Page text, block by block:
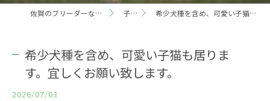
佐賀のブリーダーならグレートドッグフィールド 子犬情報 希少犬種を含め、可愛い子猫も居ります。宜しくお願い致します。
希少犬種を含め、可愛い子猫も居りま
す。宜しくお願い致します。
2026/07/03